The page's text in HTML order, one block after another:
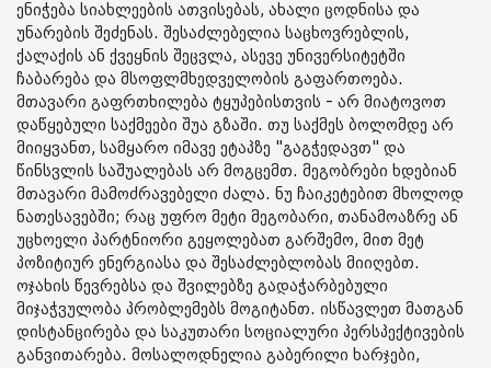
ენიჭება სიახლეების ათვისებას, ახალი ცოდნისა და
უნარების შეძენას. შესაძლებელია საცხოვრებლის,
ქალაქის ან ქვეყნის შეცვლა, ასევე უნივერსიტეტში
ჩაბარება და მსოფლმხედველობის გაფართოება.
მთავარი გაფრთხილება ტყუპებისთვის - არ მიატოვოთ
დაწყებული საქმეები შუა გზაში. თუ საქმეს ბოლომდე არ
მიიყვანთ, სამყარო იმავე ეტაპზე "გაგჭედავთ" და
წინსვლის საშუალებას არ მოგცემთ. მეგობრები ხდებიან
მთავარი მამოძრავებელი ძალა. ნუ ჩაიკეტებით მხოლოდ
ნათესავებში; რაც უფრო მეტი მეგობარი, თანამოაზრე ან
უცხოელი პარტნიორი გეყოლებათ გარშემო, მით მეტ
პოზიტიურ ენერგიასა და შესაძლებლობას მიიღებთ.
ოჯახის წევრებსა და შვილებზე გადაჭარბებული
მიჯაჭვულობა პრობლემებს მოგიტანთ. ისწავლეთ მათგან
დისტანცირება და საკუთარი სოციალური პერსპექტივების
განვითარება. მოსალოდნელია გაბერილი ხარჯები,